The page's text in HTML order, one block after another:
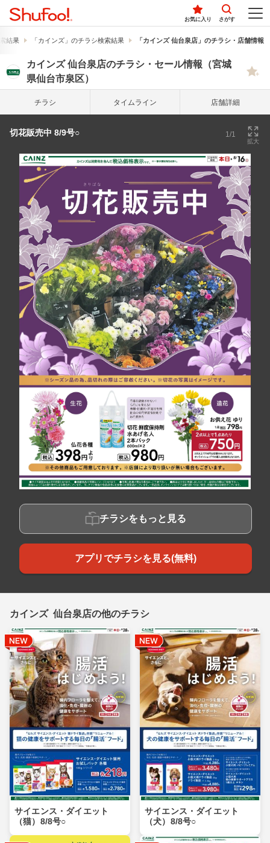
お気に入り さがす
結果 「カインズ」のチラシ検索結果 「カインズ 仙台泉店」のチラシ・店舗情報
カインズ 仙台泉店のチラシ・セール情報（宮城
県仙台市泉区）
チラシ タイム ライン 店舗詳細
切花販売中 8/9号○ 1/1
拡大
チラシをもっと見る
アプリでチラシを見る(無料)
カインズ 仙台泉店の他のチラシ
サイエンス・ダイエット
（猫）8/8号○
サイエンス・ダイエット
（犬）8/8号○